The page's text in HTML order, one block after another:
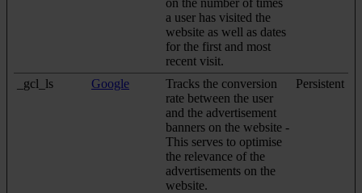
a user has visited the
website as well as dates
for the first and most
recent visit.
_gcl_ls Google
Tracks the conversion
rate between the user
and the advertisement
banners on the website -
This serves to optimise
the relevance of the
advertisements on the
website.
Persistent